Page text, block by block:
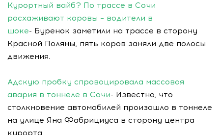
Курортный вайб? По трассе в Сочи
расхаживают коровы – водители в
шоке- Буренок заметили на трассе в сторону
Красной Поляны, пять коров заняли две полосы
движения.
Адскую пробку спровоцировала массовая
авария в тоннеле в Сочи- Известно, что
столкновение автомобилей произошло в тоннеле
на улице Яна Фабрициуса в сторону центра
курорта.